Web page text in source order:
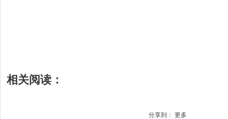
相关阅读：
分享到： 更多